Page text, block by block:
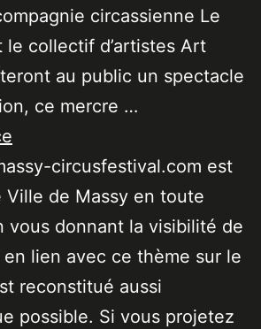
circassienne Le
le collectif d’artistes Art
au public un spectacle
ce mercre …
circusfestival.com est
Ville de Massy en toute
vous donnant la visibilité de
lien avec ce thème sur le
reconstitué aussi
possible. Si vous projetez